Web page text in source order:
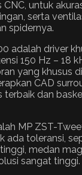
untuk
serta
spidernya.
adalah driver
150 Hz – 18
yang khusus
CAD
terbaik dan
MP ZST-
ada toleransi,
medan
sangat tinggi.